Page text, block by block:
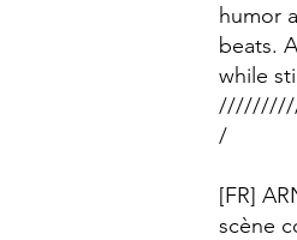
humor
beats.
while
/
[FR]
scène